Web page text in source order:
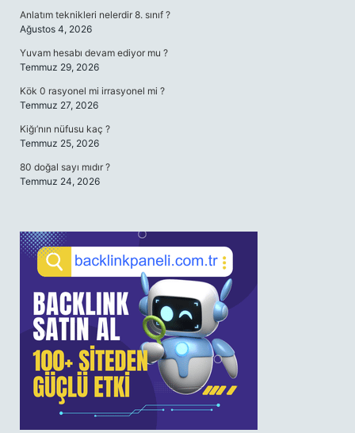
Anlatım teknikleri nelerdir 8. sınıf ?
Ağustos 4, 2026
Yuvam hesabı devam ediyor mu ?
Temmuz 29, 2026
Kök 0 rasyonel mi irrasyonel mi ?
Temmuz 27, 2026
Kiğı’nın nüfusu kaç ?
Temmuz 25, 2026
80 doğal sayı mıdır ?
Temmuz 24, 2026